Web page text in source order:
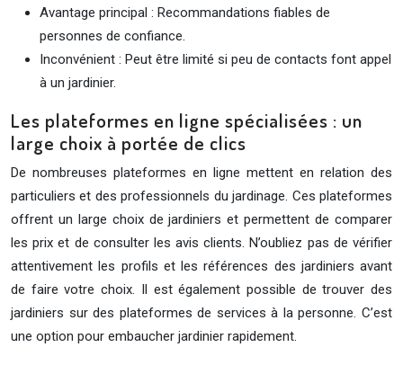
Avantage principal : Recommandations fiables de
personnes de confiance.
Inconvénient : Peut être limité si peu de contacts font appel
à un jardinier.
Les plateformes en ligne spécialisées : un
large choix à portée de clics
De nombreuses plateformes en ligne mettent en relation des
particuliers et des professionnels du jardinage. Ces plateformes
offrent un large choix de jardiniers et permettent de comparer
les prix et de consulter les avis clients. N’oubliez pas de vérifier
attentivement les profils et les références des jardiniers avant
de faire votre choix. Il est également possible de trouver des
jardiniers sur des plateformes de services à la personne. C’est
une option pour embaucher jardinier rapidement.